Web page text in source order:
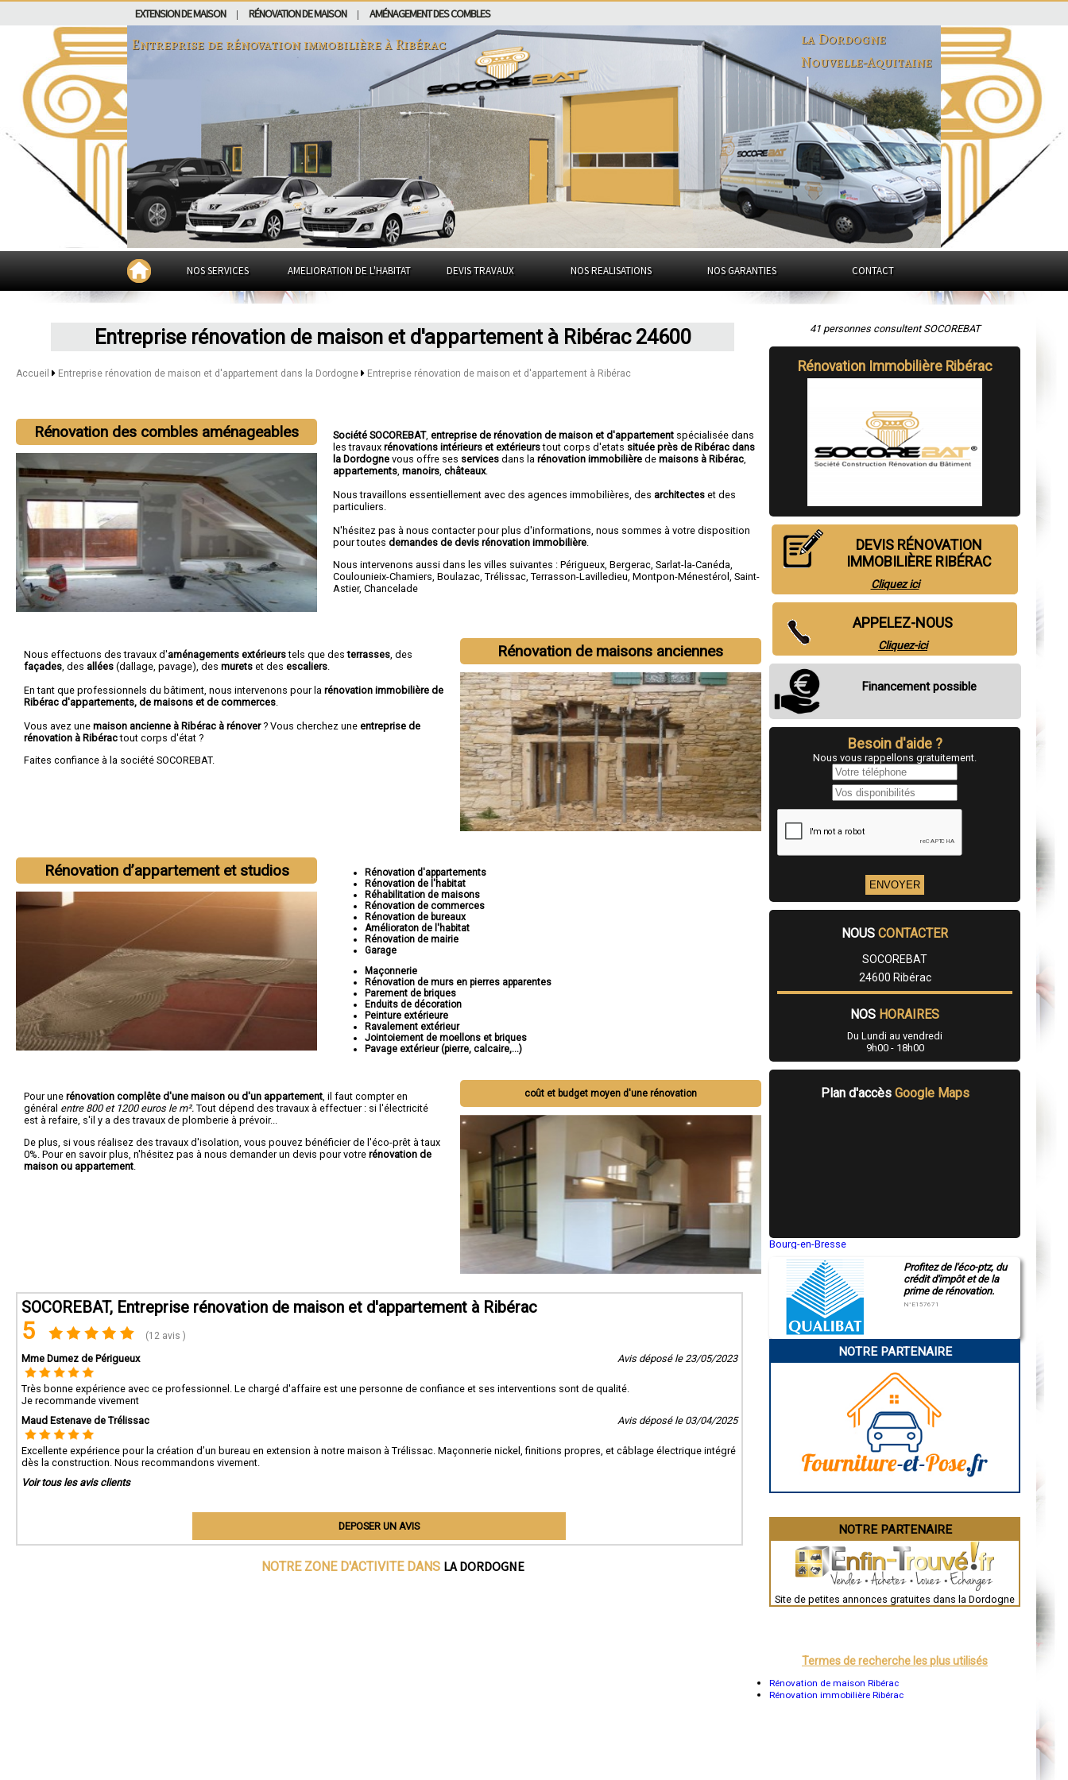
EXTENSION DE MAISON RÉNOVATION DE MAISON AMÉNAGEMENT DES COMBLES
Entreprise de rénovation immobilière àRibérac
la Dordogne
Nouvelle-Aquitaine
NOS SERVICES AMELIORATION DE L'HABITAT DEVIS TRAVAUX NOS REALISATIONS NOS GARANTIES CONTACT
Entreprise rénovation de maison et d'appartement à Ribérac 24600
Accueil Entreprise rénovation de maison et d'appartement dans la Dordogne Entreprise rénovation de maison et d'appartement à Ribérac
Rénovation des combles aménageables Société SOCOREBAT,entreprise de rénovation de maison et d'appartement spécialisée dans
les travauxrénovations intérieurs et extérieurstout corps d'etats située près de Ribérac dans
la Dordognevous offre ses services dans larénovation immobilière demaisons à Ribérac
appartements ,manoirs ,châteaux.
Nous travaillons essentiellement avec des agences immobilières, des architectes et des
particuliers.
N'hésitez pas à nous contacter pour plus d'informations, nous sommes à votre disposition
pour toutesdemandes de devis rénovation immobilière
Nous intervenons aussi dans les villes suivantes :Périgueux ,Bergerac ,Sarlat-la-Canéda
Coulounieix-Chamiers ,Boulazac ,Trélissac ,Terrasson-Lavilledieu ,Montpon-Ménestérol ,Saint-
Astier,Chancelade
Rénovation de maisons anciennes
Nous effectuons des travaux d'aménagements extérieurstels que desterrasses , des
façades , des allées (dallage, pavage), des murets et des escaliers
En tant que professionnels du bâtiment, nous intervenons pour la rénovation immobilière de
Ribérac d'appartements, de maisons et de commerces
Vous avez une maison ancienne à Ribérac à rénover? Vous cherchez une entreprise de
rénovation à Ribéractout corps d'état ?
Faites confiance à la société SOCOREBAT.
Rénovation d’appartement et studios
Rénovation d'appartements
Rénovation de l'habitat
Réhabilitation de maisons
Rénovation de commerces
Rénovation de bureaux
Amélioraton de l'habitat
Rénovation de mairie
Garage
Maçonnerie
Rénovation de murs en pierres apparentes
Parement de briques
Enduits de décoration
Peinture extérieure
Ravalement extérieur
Jointoiement de moellons et briques
Pavage extérieur (pierre, calcaire,...)
coût et budget moyen d'une rénovation
Pour une rénovation complête d'une maison ou d'un appartement , il faut compter en
général entre 800 et 1200 euros le m². Tout dépend des travaux à effectuer : si l'électricité
est à refaire, s'il y a des travaux de plomberie à prévoir...
De plus, si vous réalisez des travaux d'isolation, vous pouvez bénéficier de l'éco-prêt à taux
0%. Pour en savoir plus, n'hésitez pas à nous demander un devis pour votre rénovation de
maison ou appartement
SOCOREBAT, Entreprise rénovation de maison et d'appartement à Ribérac
5 (12 avis )
Mme Dumez de Périgueux Avis déposé le 23/05/2023
Très bonne expérience avec ce professionnel. Le chargé d'affaire est une personne de confiance et ses interventions sont de qualité.
Je recommande vivement
Maud Estenave de Trélissac
Avis déposé le 03/04/2025
Excellente expérience pour la création d’un bureau en extension à notre maison à Trélissac. Maçonnerie nickel, finitions propres, et câblage électrique intégré
dès la construction. Nous recommandons vivement.
Voir tous les avis clients
DEPOSER UN AVIS
NOTRE ZONE D'ACTIVITE DANS LA DORDOGNE
41 personnes consultent SOCOREBAT
Rénovation Immobilière Ribérac
DEVIS RÉNOVATION
IMMOBILIÈRE RIBÉRAC
Cliquez ici
APPELEZ-NOUS
Cliquez-ici
Financement possible
Besoin d'aide ?
Nous vous rappellons gratuitement.
NOUS CONTACTER
SOCOREBAT
24600 Ribérac
NOS HORAIRES
Du Lundi au vendredi
9h00 - 18h00
Plan d'accès Google Maps
Bourg-en-Bresse
Montluçon
Manosque
Gap
Charleville-Mézières
Pamiers
Narbonne
Brive-la-Gaillarde
Guéret
Besançon
Évreux
Chartres
Nîmes
Auch
Dole
Mont-de-Marsan
Profitez de l'éco-ptz, du
crédit d'impôt et de la
prime de rénovation.
N°E157671
NOTRE PARTENAIRE
NOTRE PARTENAIRE
Site de petites annonces gratuites dans la Dordogne
Termes de recherche les plus utilisés
Rénovation de maison Ribérac
Rénovation immobilière Ribérac